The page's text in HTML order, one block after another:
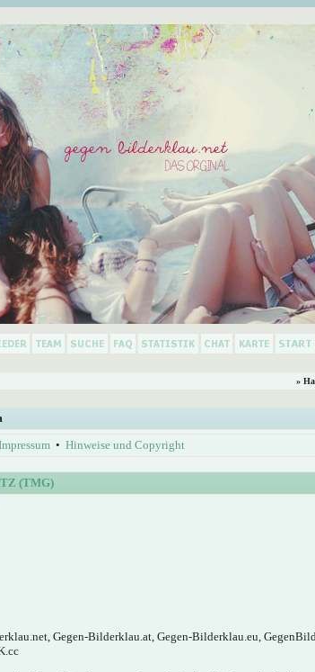
»
• Hinweise und Copyright
(TMG)
Gegen-Bilderklau.at, Gegen-Bilderklau.eu,